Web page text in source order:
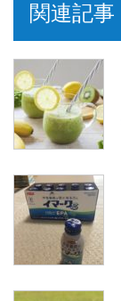
o
o
k
関連記事